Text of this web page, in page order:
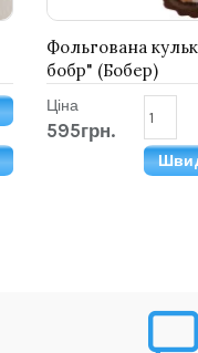
Фольгована
бобр" (Бобер)
Ціна
595грн.